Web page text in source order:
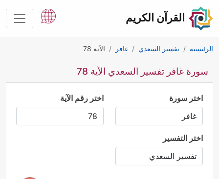
القرآن الكريم
الرئيسية تفسير السعدي غافر الآية 78
سورة غافر تفسير السعدي الآية 78
اختر سورة اختر رقم الآية
اختر التفسير